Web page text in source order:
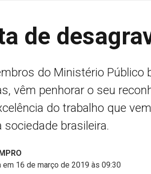
de
do Ministério Público
vêm penhorar o seu
do trabalho que
sociedade brasileira.
em 16 de março de 2019 às 09:30